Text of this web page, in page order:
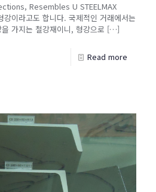
Resembles U STEELMAX
이라고도 합니다. 국제적인 거래에서는
가지는 철강재이니, 형강으로 […]
Read more